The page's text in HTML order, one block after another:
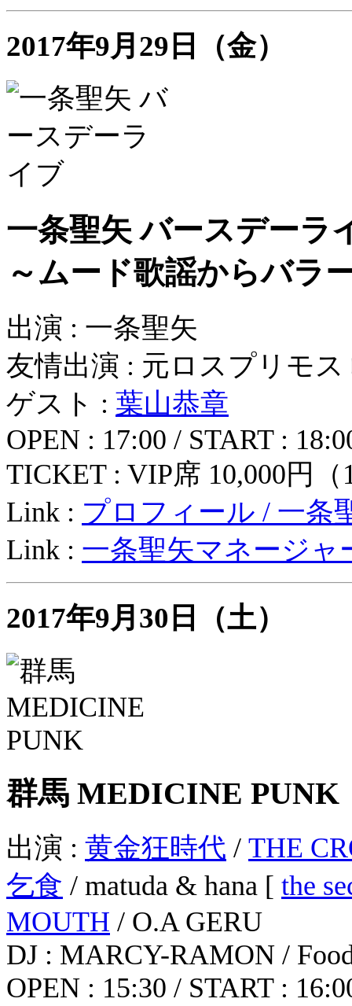
2017年9月29日（金）
一条聖矢 バースデーラ
～ムード歌謡からバラ
出演 : 一条聖矢
友情出演 : 元ロスプリモ
ゲスト : 葉山恭章
OPEN : 17:00 / START :
TICKET : VIP席 10,000円
Link : プロフィール / 一条
Link : 一条聖矢マネージャ
2017年9月30日（土）
群馬 MEDICINE PUNK
出演 : 黄金狂時代 / THE
乞食 / matuda & hana [ the
MOUTH / O.A GERU
DJ : MARCY-RAMON /
OPEN : 15:30 / START :